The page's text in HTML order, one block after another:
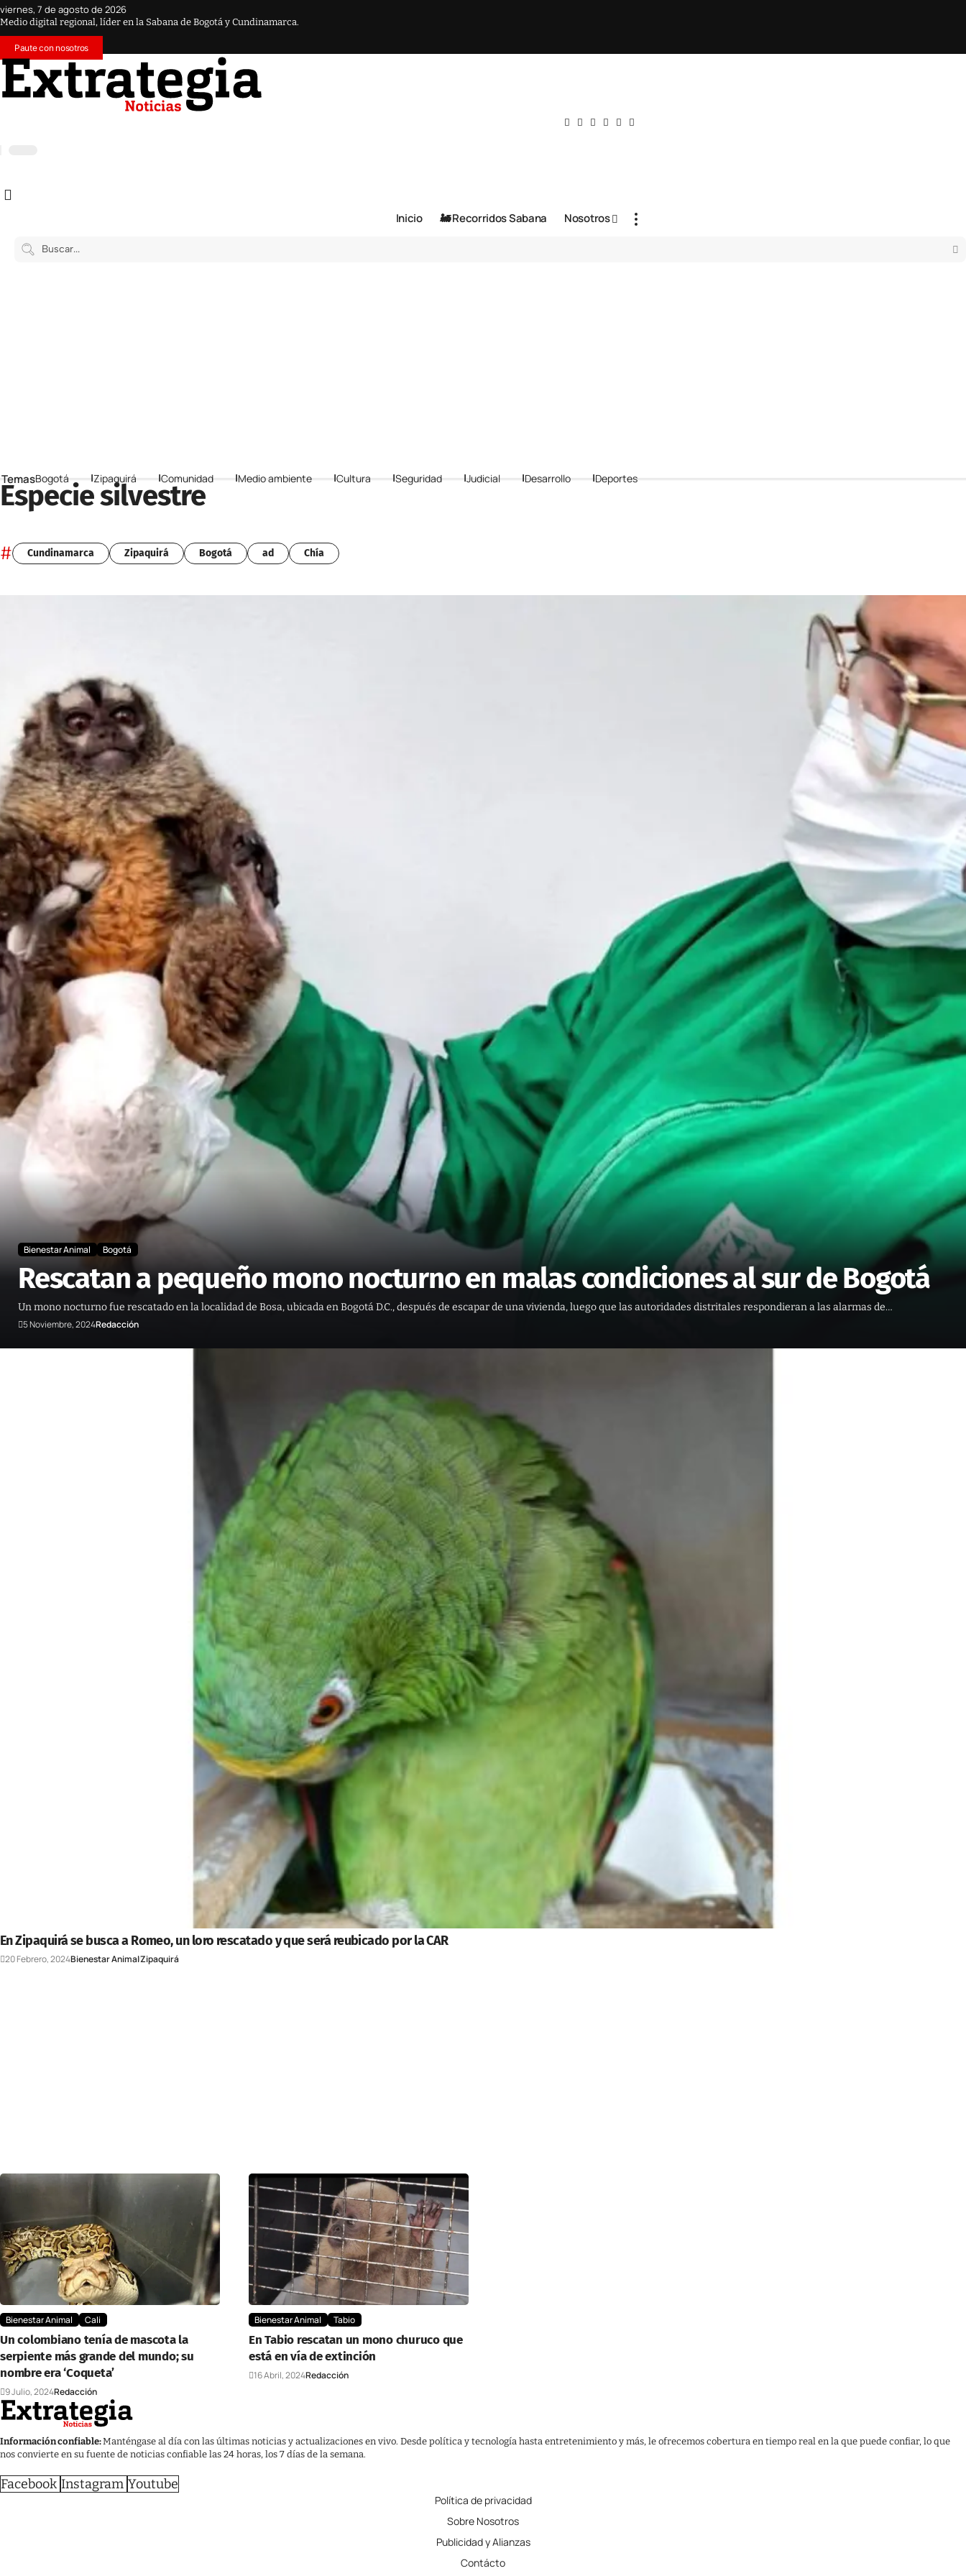
viernes, 7 de agosto de 2026
Medio digital regional, líder en la Sabana de Bogotá y Cundinamarca.
Paute con nosotros
Inicio 🚂 Recorridos Sabana Nosotros
Bogotá Zipaquirá Comunidad Medio ambiente Cultura Seguridad Judicial Desarrollo Deportes
Especie silvestre
# Cundinamarca Zipaquirá Bogotá ad Chía
Bienestar Animal Bogotá
Rescatan a pequeño mono nocturno en malas condiciones al sur de Bogotá
Un mono nocturno fue rescatado en la localidad de Bosa, ubicada en Bogotá D.C., después de escapar de una vivienda, luego que las autoridades distritales respondieran a las alarmas de…
5 Noviembre, 2024Redacción
En Zipaquirá se busca a Romeo, un loro rescatado y que será reubicado por la CAR
20 Febrero, 2024Bienestar AnimalZipaquirá
Bienestar Animal Cali
Un colombiano tenía de mascota la
serpiente más grande del mundo; su
nombre era ‘Coqueta’
9 Julio, 2024Redacción
Bienestar Animal Tabio
En Tabio rescatan un mono churuco que
está en vía de extinción
16 Abril, 2024Redacción
Información confiable:Manténgase al día con las últimas noticias y actualizaciones en vivo. Desde política y tecnología hasta entretenimiento y más, le ofrecemos cobertura en tiempo real en la que puede confiar, lo que
nos convierte en su fuente de noticias confiable las 24 horas, los 7 días de la semana.
Facebook Instagram Youtube
Política de privacidad
Sobre Nosotros
Publicidad y Alianzas
Contácto